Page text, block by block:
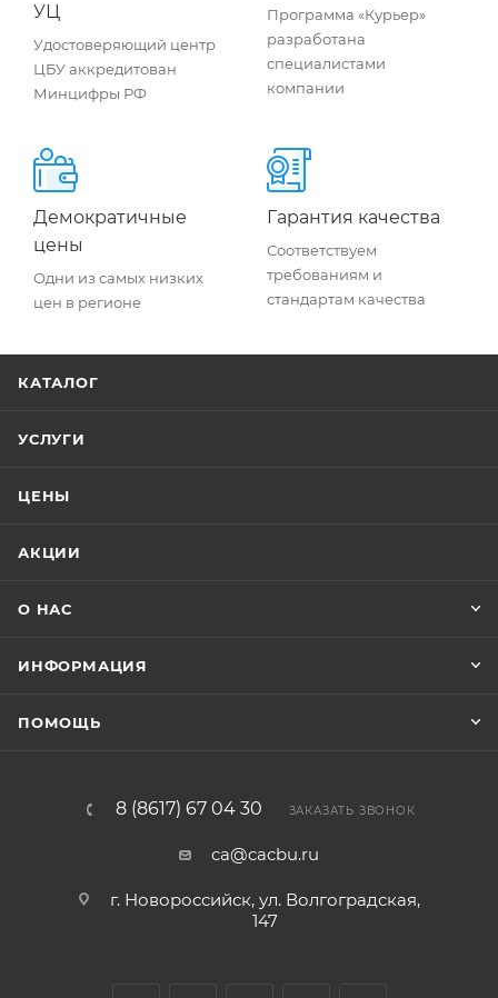
УЦ
Удостоверяющий центр
ЦБУ аккредитован
Минцифры РФ
Программа «Курьер»
разработана
специалистами
компании
Демократичные
цены
Одни из самых низких
цен в регионе
Гарантия качества
Соответствуем
требованиям и
стандартам качества
КАТАЛОГ
УСЛУГИ
ЦЕНЫ
АКЦИИ
О НАС
ИНФОРМАЦИЯ
ПОМОЩЬ
8 (8617) 67 04 30 ЗАКАЗАТЬ ЗВОНОК
ca@cacbu.ru
г. Новороссийск, ул. Волгоградская,
147